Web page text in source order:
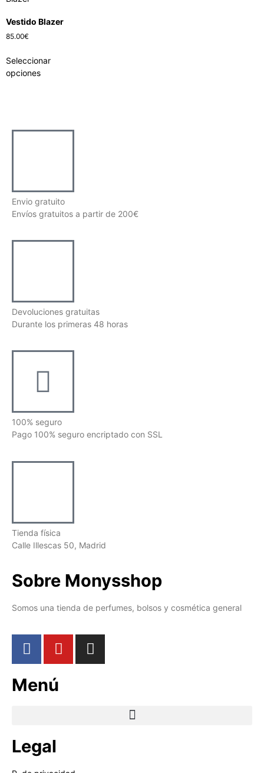
Vestido Blazer
85.00€
Seleccionar
opciones
Envio gratuito
Envíos gratuitos a partir de 200€
Devoluciones gratuitas
Durante los primeras 48 horas
100% seguro
Pago 100% seguro encriptado con SSL
Tienda física
Calle Illescas 50, Madrid
Sobre Monysshop
Somos una tienda de perfumes, bolsos y cosmética general
Menú
Legal